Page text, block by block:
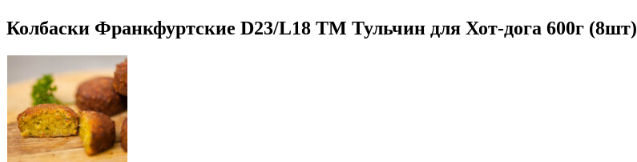
Колбаски Франкфуртские D23/L18 ТМ Тульчин для Хот-дога 600г (8шт)